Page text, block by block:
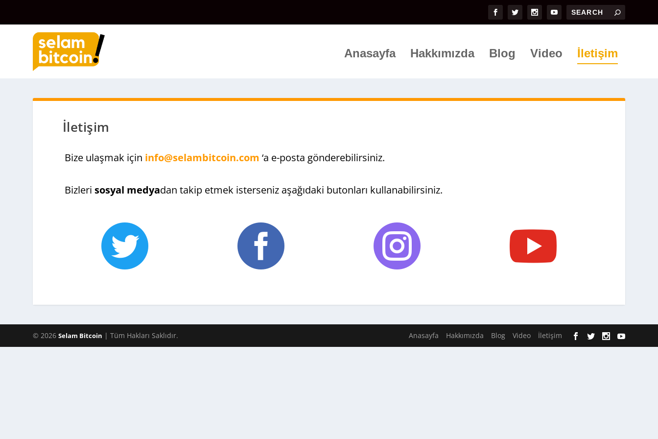
Anasayfa Hakkımızda Blog Video İletişim
İletişim
Bize ulaşmak için info@selambitcoin.com ‘a e-posta gönderebilirsiniz.
Bizleri sosyal medyadan takip etmek isterseniz aşağıdaki butonları kullanabilirsiniz.
   
© 2026Selam Bitcoin | Tüm Hakları Saklıdır. Anasayfa Hakkımızda Blog Video İletişim